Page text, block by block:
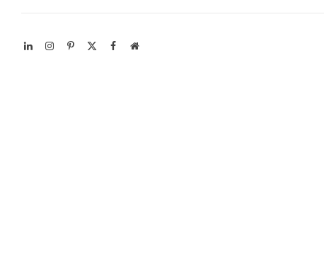
موقعفيسبوك بينتيريستالانستغرام
لينكدإن